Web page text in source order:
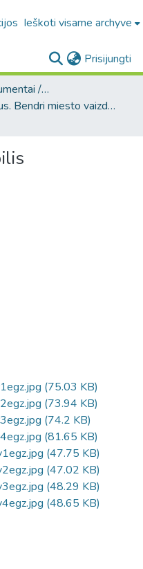
Ieškoti visame archyve
Prisijungti
4.3. Vaizdiniai dokumentai / Visual documents
Vilnius. Bendri miesto vaizdai : miesto ir jo apylinkių fotografinių atvirukų rinkinys
(75.03 KB)
(73.94 KB)
(74.2 KB)
(81.65 KB)
(47.75 KB)
(47.02 KB)
(48.29 KB)
(48.65 KB)